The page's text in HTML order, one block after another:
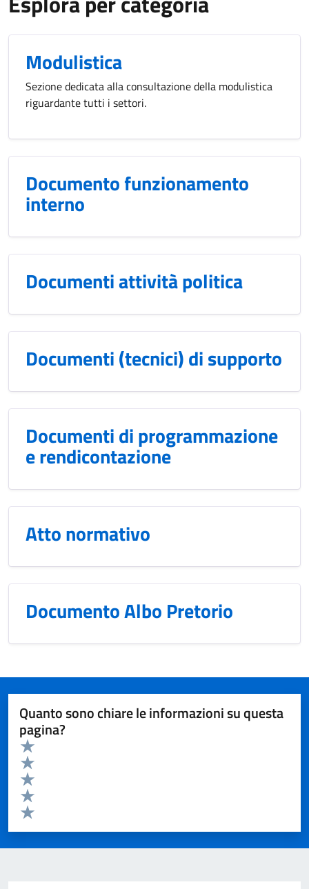
Modulistica
Sezione dedicata alla consultazione della modulistica
riguardante tutti i settori.
Documento funzionamento
interno
Documenti attività politica
Documenti (tecnici) di supporto
Documenti di programmazione
e rendicontazione
Atto normativo
Documento Albo Pretorio
Quanto sono chiare le informazioni su questa
pagina?
Valuta da 1 a 5 stelle la pagina
Valuta 5 stelle su 5
Valuta 4 stelle su 5
Valuta 3 stelle su 5
Valuta 2 stelle su 5
Valuta 1 stelle su 5